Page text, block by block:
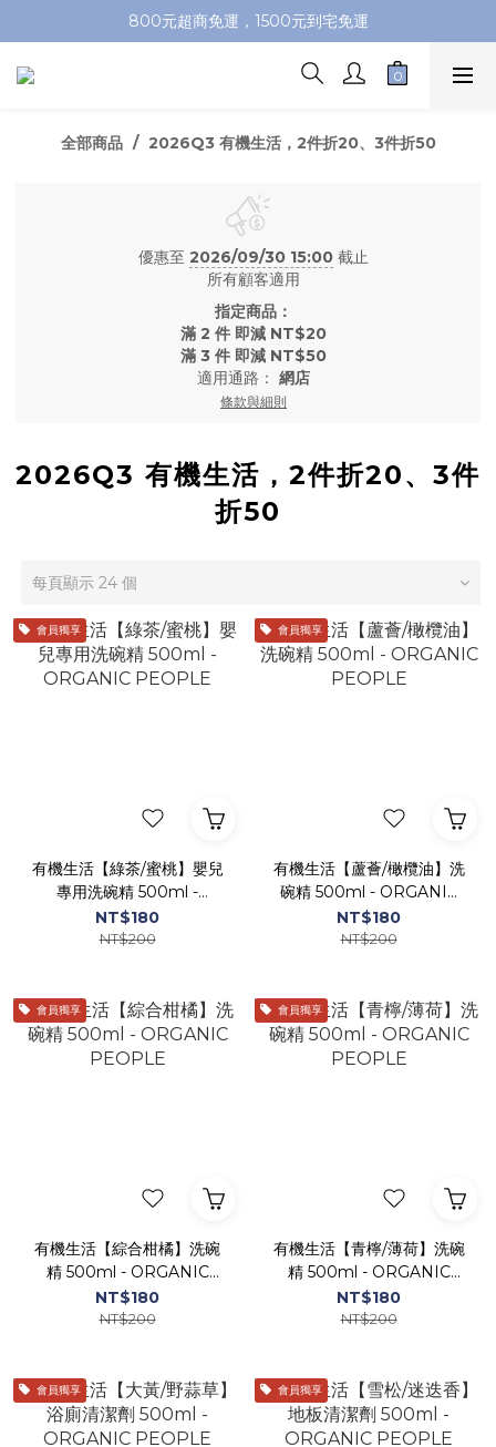
加入會員即送100元購物金，推薦好友，再送購物金
800元超商免運，1500元到宅免運
加入會員即送100元購物金，推薦好友，再送購物金
全部商品 2026Q3 有機生活，2件折20、3件折50
優惠至 2026/09/30 15:00 截止
所有顧客適用
指定商品：
滿 2 件 即減 NT$20
滿 3 件 即減 NT$50
適用通路： 網店
條款與細則
2026Q3 有機生活，2件折20、3件
折50
每頁顯示 24 個
會員獨享
有機生活【綠茶/蜜桃】嬰兒
專用洗碗精 500ml -
ORGANIC PEOPLE
NT$180
NT$200
會員獨享
有機生活【蘆薈/橄欖油】洗
碗精 500ml - ORGANIC
PEOPLE
NT$180
NT$200
會員獨享
有機生活【綜合柑橘】洗碗
精 500ml - ORGANIC
PEOPLE
NT$180
NT$200
會員獨享
有機生活【青檸/薄荷】洗碗
精 500ml - ORGANIC
PEOPLE
NT$180
NT$200
會員獨享 會員獨享